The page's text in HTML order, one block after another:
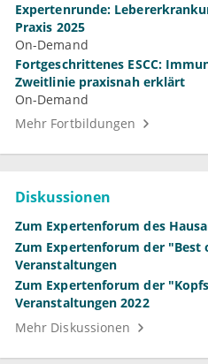
Expertenrunde:
Praxis 2025
On-Demand
Fortgeschrittenes ESCC:
Zweitlinie praxisnah erklärt
On-Demand
Mehr Fortbildungen
Diskussionen
Zum Expertenforum des
Zum Expertenforum der "Best
Veranstaltungen
Zum Expertenforum der
Veranstaltungen 2022
Mehr Diskussionen